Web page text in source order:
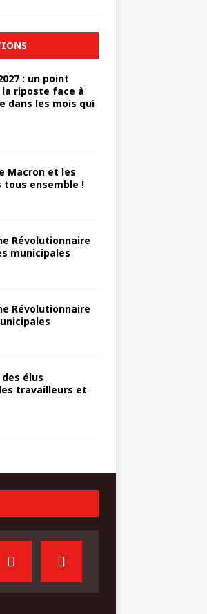
: un point
la riposte face à
dans les mois qui
Macron et les
tous ensemble !
Révolutionnaire
municipales
Révolutionnaire
élus
travailleurs et